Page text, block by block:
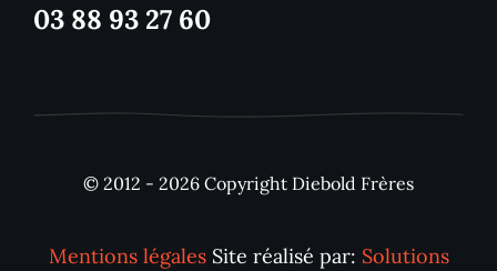
03 88 93 27 60
© 2012 - 2026 Copyright Diebold Frères
Mentions légalesSite réalisé par: Solutions